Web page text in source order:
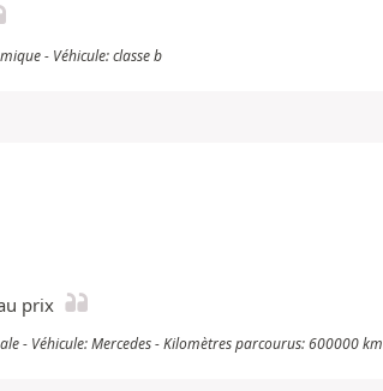
- Véhicule: classe b
prix
- Véhicule: Mercedes - Kilomètres parcourus: 600000 km